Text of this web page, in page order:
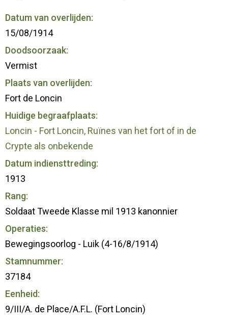
Datum van overlijden:
15/08/1914
Doodsoorzaak:
Vermist
Plaats van overlijden:
Fort de Loncin
Huidige begraafplaats:
Loncin - Fort Loncin, Ruïnes van het fort of in de
Crypte als onbekende
Datum indiensttreding:
1913
Rang:
Soldaat Tweede Klasse mil 1913 kanonnier
Operaties:
Bewegingsoorlog - Luik (4-16/8/1914)
Stamnummer:
37184
Eenheid:
9/III/A. de Place/A.F.L. (Fort Loncin)